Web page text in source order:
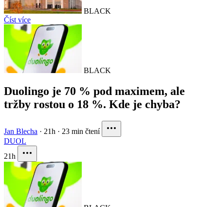
BLACK
Číst více
BLACK
Duolingo je 70 % pod maximem, ale
tržby rostou o 18 %. Kde je chyba?
Jan Blecha · 21h · 23 min čtení
DUOL
21h